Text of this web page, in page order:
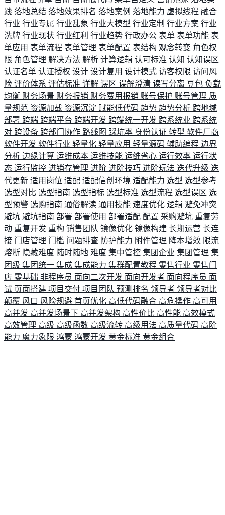
践 落地总结 落地效果排名 落地案例 落地能力 虚拟线程 融合
行业 行业专属 行业乱象 行业大模型 行业定制 行业方案 行业
洗牌 行业现状 行业红利 行业趋势 行政办公 表单 表单功能 表
单应用 表单流程 表单管理 表单配置 表结构 观念转变 角色权
限 角色管理 解决方法 解析 计算逻辑 认可标准 认知 认知误区
认证名单 认证授权 设计 设计复用 设计模式 访客权限 访问风
险 评价体系 评估标准 详解 误区 误解澄清 读写分离 豆包 负载
均衡 财务场景 财务报销 财务费用报销 账号保护 账号管理 质
量规范 资源加载 资源沉淀 赋能低代码 趋势 趋势分析 跨地域
部署 跨端 跨端平台 跨端开发 跨端统一开发 跨系统业 跨系统
对 跨设备 跨部门协作 路线图 踩坑率 身份认证 转型 软件厂商
软件开发 软件行业 轻量化 轻量应用 轻量源码 辅助编程 边界
分析 边缘计算 运维成本 运维技能 运维省心 运行效率 运行状
态 运行监控 进销存管理 进阶 进阶技巧 进阶玩法 迭代升级 迭
代更新 适用岗位 适配 适配信创环境 适配能力 选型 选型参考
选型对比 选型指南 选型指标 选型标准 选型流程 选型误区 选
型预警 选购指南 通俗解读 通用技能 速度优化 逻辑 避免冲突
避坑 避坑指南 部署 部署使用 部署适配 配置 采购避坑 重复劳
动 重复开发 重构 销售团队 镜像优化 镜像构建 长期运营 长连
接 门店管理 门槛 问题排查 防护能力 附件管理 降本增效 限流
熔断 隐藏难度 随时随地 难度 集中管控 集团企业 集团管理 集
团级 集团统一 集成 集成能力 集群配置教程 零售行业 零售门
店 零基础 非程序员 面向二次开发 面向开发者 面向程序员 面
试 页面搭建 项目交付 项目团队 预测排名 领导者 领导者对比
颠覆 风口 风险规避 首页优化 高低代码融合 高危操作 高可用
高并发 高并发场景下 高并发架构 高性价比 高性能 高效模式
高效管理 高级 高级函数 高级流转 高级用法 高质量代码 高阶
能力 魔力象限 鸿蒙 鸿蒙开发 黄金标准 黄金组合